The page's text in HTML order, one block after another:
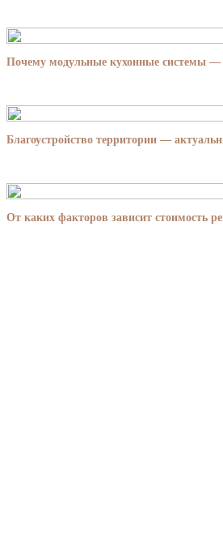
Почему модульные кухонные системы
Благоустройство территории —
От каких факторов зависит стоимость